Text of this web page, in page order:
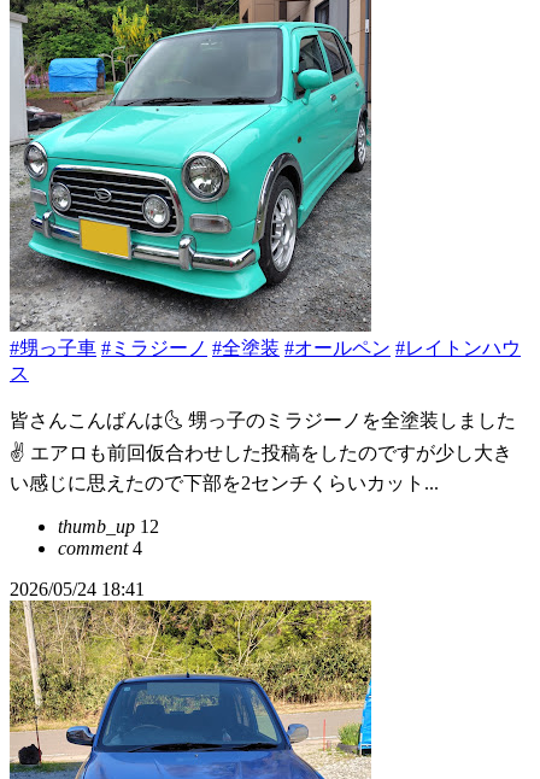
#甥っ子車 #ミラジーノ #全塗装 #オールペン #レイトンハウ
ス
皆さんこんばんは🌜 甥っ子のミラジーノを全塗装しました
✌️ エアロも前回仮合わせした投稿をしたのですが少し大き
い感じに思えたので下部を2センチくらいカット...
thumb_up 12
comment4
2026/05/24 18:41